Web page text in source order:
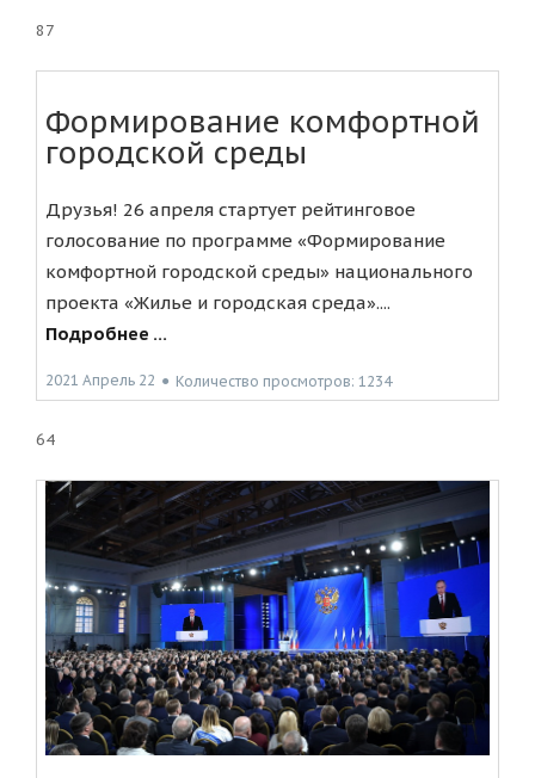
87
Формирование комфортной
городской среды
Друзья! 26 апреля стартует рейтинговое
голосование по программе «Формирование
комфортной городской среды» национального
проекта «Жилье и городская среда»....
Подробнее ...
2021 Апрель 22 ● Количество просмотров: 1234
64